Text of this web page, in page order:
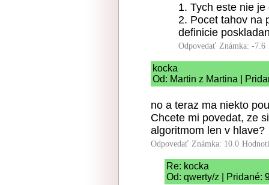
1. Tych este nie je
2. Pocet tahov na
definicie
Odpovedať Známka: -7.6
kocka
Od: Martin z Martina |
no a teraz ma niekto
Chcete mi povedat, ze
algoritmom len v hlave?
Odpovedať Známka: 10.0
Re: kocka
Od: qwerty/z | Pridané: